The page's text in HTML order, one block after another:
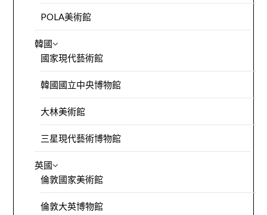
POLA美術館
韓國
國家現代藝術館
韓國國立中央博物館
大林美術館
三星現代藝術博物館
英國
倫敦國家美術館
倫敦大英博物館